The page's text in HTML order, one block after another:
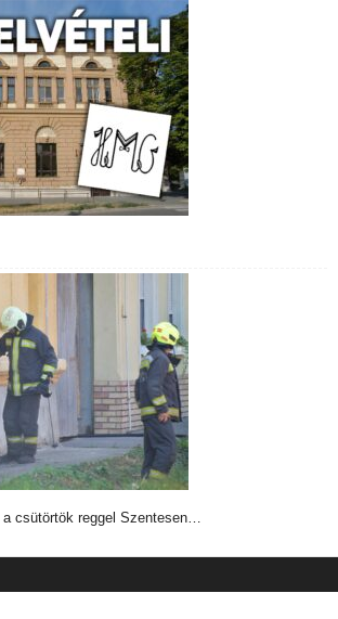
csütörtök reggel Szentesen…